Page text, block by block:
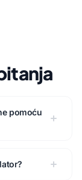
pomoću